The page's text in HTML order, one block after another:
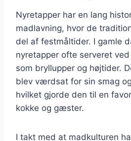
Nyretapper har en lang
madlavning, hvor de
del af festmåltider. I gamle
nyretapper ofte serveret
som bryllupper og højtider.
blev værdsat for sin smag
hvilket gjorde den til en
kokke og gæster.
I takt med at madkulturen